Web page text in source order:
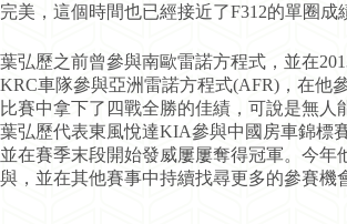
完美，這個時間也已經接近了F312的單圈成
葉弘歷之前曾參與南歐雷諾方程式，並在
KRC車隊參與亞洲雷諾方程式(AFR)，在他
比賽中拿下了四戰全勝的佳績，可說是無人
葉弘歷代表東風悅達KIA參與中國房車錦標
並在賽季末段開始發威屢屢奪得冠軍。今年
與，並在其他賽事中持續找尋更多的參賽機